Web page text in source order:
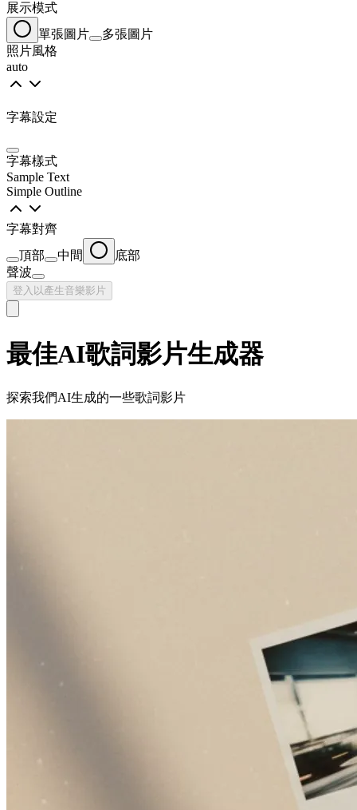
展示模式
單張圖片
多張圖片
照片風格
auto
字幕設定
字幕樣式
Sample Text
Simple Outline
字幕對齊
頂部
中間
底部
聲波
登入以產生音樂影片
最佳AI歌詞影片生成器
探索我們AI生成的一些歌詞影片